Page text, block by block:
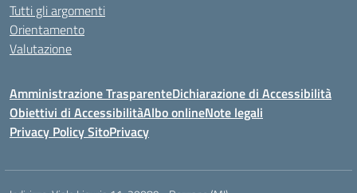
Tutti gli argomenti
Orientamento
Valutazione
Amministrazione TrasparenteDichiarazione di Accessibilità
Obiettivi di AccessibilitàAlbo onlineNote legali
Privacy Policy SitoPrivacy